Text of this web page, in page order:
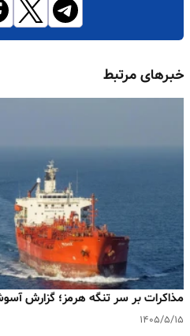
خبرهای مرتبط
مذاکرات بر سر تنگه هرمز؛ گزارش
۱۴۰۵/۵/۱۵